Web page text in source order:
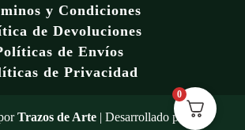
y Condiciones
de Devoluciones
de Envíos
de Privacidad
Trazos de Arte| Desarrollado por
0